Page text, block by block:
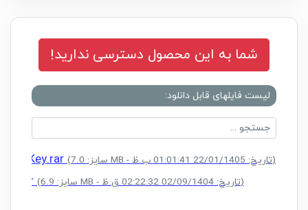
شما به این محصول دسترسی ندارید!
لیست فایلهای قابل دانلود:
Key.rar (سایز: 7.0 MB - تاریخ: 22/01/1405 01:01:41 ب.ظ)
(سایز: 6.9 MB - تاریخ: 02/09/1404 02:22:32 ق.ظ)